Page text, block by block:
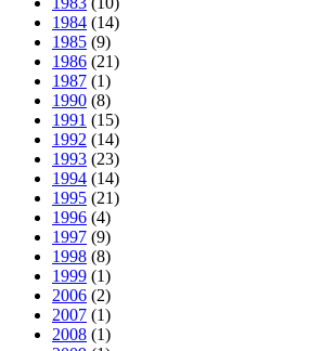
1984 (14)
1985 (9)
1986 (21)
1987 (1)
1990 (8)
1991 (15)
1992 (14)
1993 (23)
1994 (14)
1995 (21)
1996 (4)
1997 (9)
1998 (8)
1999 (1)
2006 (2)
2007 (1)
2008 (1)